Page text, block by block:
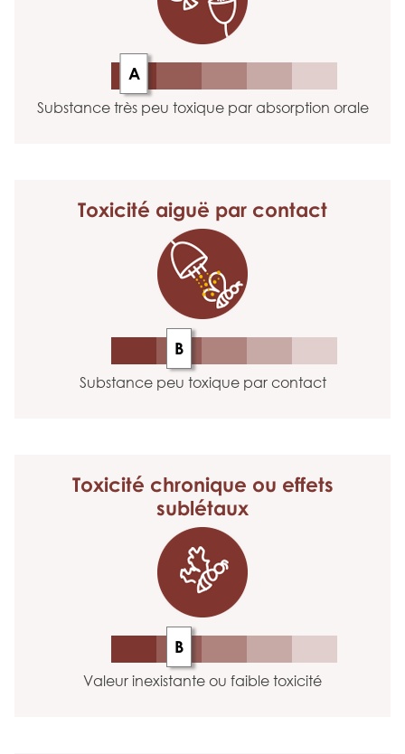
A
Substance très peu toxique par absorption orale
Toxicité aiguë par contact
B
Substance peu toxique par contact
Toxicité chronique ou effets
sublétaux
B
Valeur inexistante ou faible toxicité